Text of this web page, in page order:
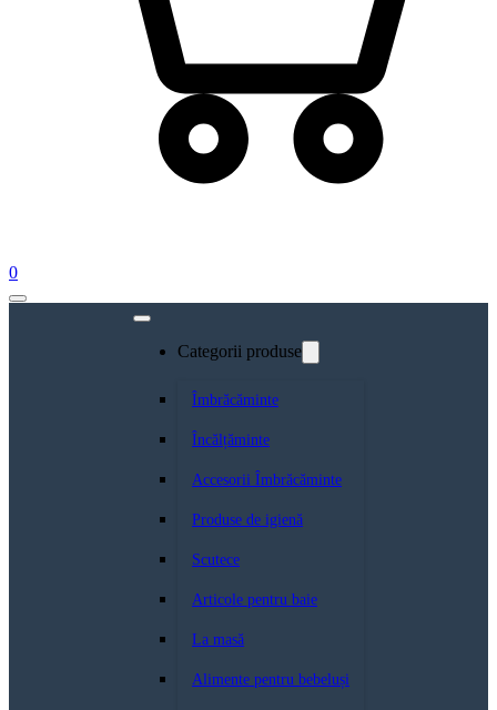
0
Categorii produse
Îmbrăcăminte
Încălțăminte
Accesorii Îmbrăcăminte
Produse de igienă
Scutece
Articole pentru baie
La masă
Alimente pentru bebeluși